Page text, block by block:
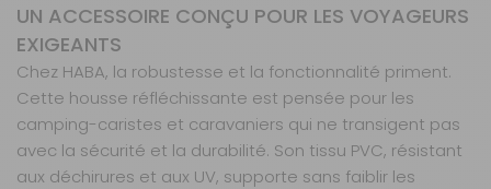
UN ACCESSOIRE CONÇU POUR LES VOYAGEURS
EXIGEANTS
Chez HABA, la robustesse et la fonctionnalité priment.
Cette housse réfléchissante est pensée pour les
camping-caristes et caravaniers qui ne transigent pas
avec la sécurité et la durabilité. Son tissu PVC, résistant
aux déchirures et aux UV, supporte sans faiblir les